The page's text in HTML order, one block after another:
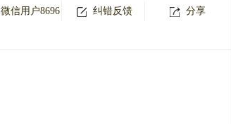
微信用户8696 纠错反馈 分享